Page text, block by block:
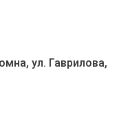
ул. Гаврилова,